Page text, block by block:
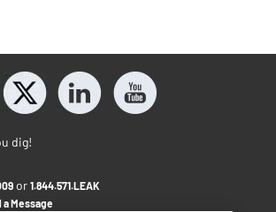
dig!
or 1.844.571.LEAK
a Message